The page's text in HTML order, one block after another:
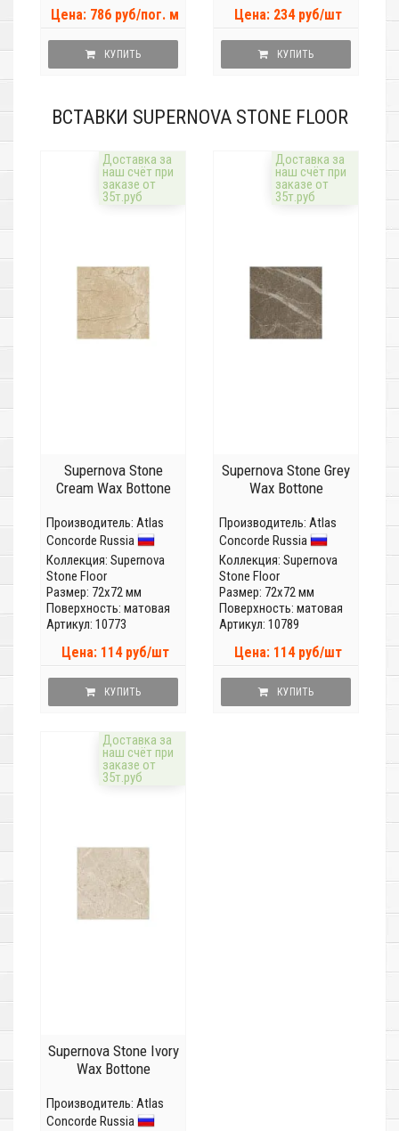
Цена: 786 руб/пог. м
КУПИТЬ
Цена: 234 руб/шт
КУПИТЬ
ВСТАВКИ SUPERNOVA STONE FLOOR
Доставка за
наш счёт при
заказе от
35т.руб
Supernova Stone
Cream Wax Bottone
Производитель: Atlas
Concorde Russia
Коллекция: Supernova
Stone Floor
Размер: 72x72 мм
Поверхность: матовая
Артикул: 10773
Цена: 114 руб/шт
КУПИТЬ
Доставка за
наш счёт при
заказе от
35т.руб
Supernova Stone Grey
Wax Bottone
Производитель: Atlas
Concorde Russia
Коллекция: Supernova
Stone Floor
Размер: 72x72 мм
Поверхность: матовая
Артикул: 10789
Цена: 114 руб/шт
КУПИТЬ
Доставка за
наш счёт при
заказе от
35т.руб
Supernova Stone Ivory
Wax Bottone
Производитель: Atlas
Concorde Russia